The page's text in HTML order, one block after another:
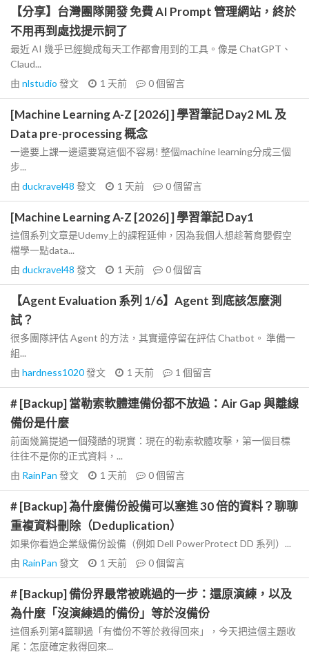
【分享】台灣團隊開發 免費 AI Prompt 管理網站，終於
不用再到處找提示詞了
最近 AI 幾乎已經變成每天工作都會用到的工具。像是 ChatGPT、
Claud...
由 nlstudio 發文 1 天前 0個留言
[Machine Learning A-Z [2026] ] 學習筆記 Day2 ML 及
Data pre-processing 概念
一邊要上課一邊還要寫這個不容易! 整個machine learning分成三個
步...
由 duckravel48 發文 1 天前 0個留言
[Machine Learning A-Z [2026] ] 學習筆記 Day1
這個系列文章是Udemy上的課程延伸，因為我個人想趁著育嬰假空
檔學一點data...
由 duckravel48 發文 1 天前 0個留言
【Agent Evaluation 系列 1/6】Agent 到底該怎麼測
試？
很多團隊評估 Agent 的方法，其實還停留在評估 Chatbot。 準備一
組...
由 hardness1020發文 1 天前 1 個留言
# [Backup] 當勒索軟體連備份都不放過：Air Gap 與離線
備份是什麼
前面幾篇提過一個殘酷的現實：現在的勒索軟體攻擊，第一個目標
往往不是你的正式資料，...
由 RainPan 發文 1 天前 0個留言
# [Backup] 為什麼備份設備可以塞進 30 倍的資料？聊聊
重複資料刪除（Deduplication）
如果你看過企業級備份設備（例如 Dell PowerProtect DD 系列）...
由 RainPan 發文 1 天前 0個留言
# [Backup] 備份界最常被跳過的一步：還原演練，以及
為什麼「沒演練過的備份」等於沒備份
這個系列第4篇聊過「有備份不等於救得回來」，今天把這個主題收
尾：怎麼確定救得回來...